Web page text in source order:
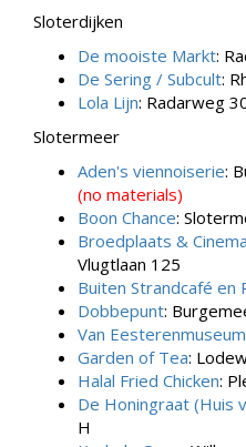
Sloterdijken
De mooiste Markt:
De Sering / Subcult:
Lola Lijn: Radarweg
Slotermeer
Aden's viennoiserie:
(no materials)
Boon Chance:
Broedplaats &
Vlugtlaan 125
Buiten Strandcafé en
Dobbepunt:
Van Eesterenmuseum
Garden of Tea:
Halal Fried Chicken:
De Honingraat (Huis
H